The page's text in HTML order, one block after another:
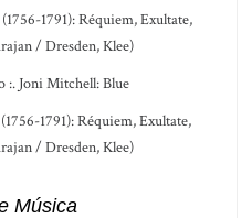
1791): Réquiem, Exultate,
/ Dresden, Klee)
:. Joni Mitchell: Blue
1791): Réquiem, Exultate,
/ Dresden, Klee)
Música